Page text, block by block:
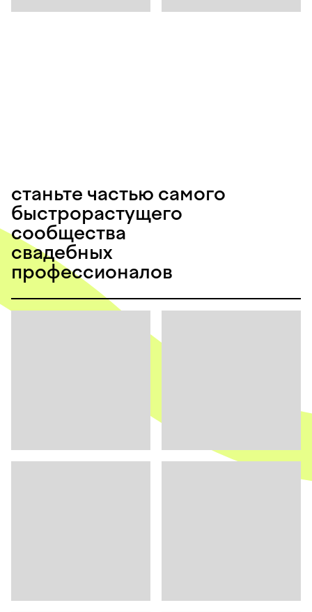
станьте частью самого
быстрорастущего
сообщества
свадебных
профессионалов